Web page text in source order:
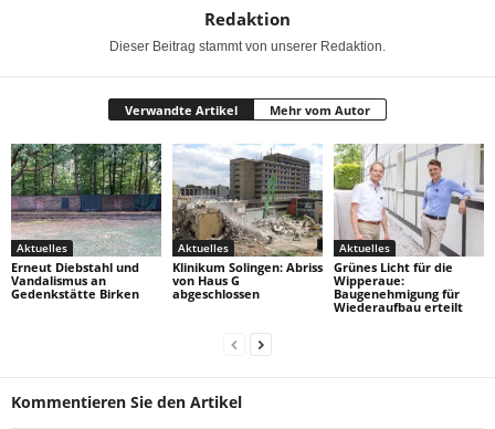
Redaktion
Dieser Beitrag stammt von unserer Redaktion.
Verwandte Artikel Mehr vom Autor
Aktuelles
Erneut Diebstahl und
Vandalismus an
Gedenkstätte Birken
Aktuelles
Klinikum Solingen: Abriss
von Haus G
abgeschlossen
Aktuelles
Grünes Licht für die
Wipperaue:
Baugenehmigung für
Wiederaufbau erteilt
Kommentieren Sie den Artikel